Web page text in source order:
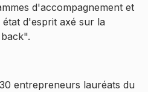
d'accompagnement et
d'esprit axé sur la
entrepreneurs lauréats du